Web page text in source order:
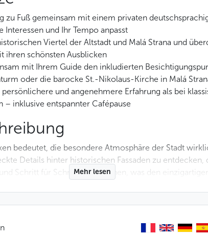
zu Fuß gemeinsam mit einem privaten
Interessen und Ihr Tempo anpasst
Viertel der Altstadt und Malá Strana und
ihren schönsten Ausblicken
mit Ihrem Guide den inkludierten
oder die barocke St.-Nikolaus-Kirche in Malá
und angenehmere Erfahrung als bei
– inklusive entspannter Cafépause
bedeutet, die besondere Atmosphäre der Stadt
Details hinter historischen Fassaden zu entdecken,
Schritt für Schritt zu verstehen, was den
Weise als im Rahmen einer klassischen
ganz natürlich Ihrem Rhythmus, Ihren Interessen und
Mehr lesen